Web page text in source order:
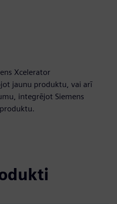
Xcelerator
jaunu produktu, vai arī
integrējot Siemens